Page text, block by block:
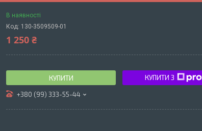
В наявності
Код: 130-3509509-01
1 250 ₴
КУПИТИ КУПИТИ З
+380 (99) 333-55-44